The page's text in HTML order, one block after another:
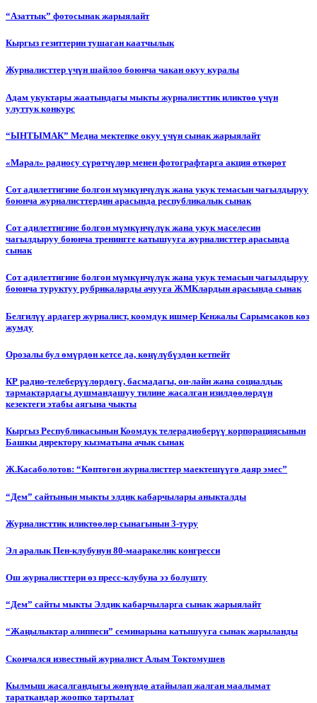
“Азаттык” фотосынак жарыялайт
Кыргыз гезиттерин тушаган каатчылык
Журналисттер үчүн шайлоо боюнча чакан окуу куралы
Адам укуктары жаатындагы мыкты журналисттик иликтөө үчүн
улуттук конкурс
“ЫНТЫМАК” Медиа мектепке окуу үчүн сынак жарыялайт
«Марал» радиосу сүрөтчүлөр менен фотографтарга акция өткөрөт
Сот адилеттигине болгон мүмкүнчүлүк жана укук темасын чагылдыруу
боюнча журналисттердин арасында республикалык сынак
Сот адилеттигине болгон мүмкүнчүлүк жана укук маселесин
чагылдыруу боюнча тренингге катышууга журналисттер арасында
сынак
Сот адилеттигине болгон мүмкүнчүлүк жана укук темасын чагылдыруу
боюнча туруктуу рубрикаларды ачууга ЖМКлардын арасында сынак
Белгилүү ардагер журналист, коомдук ишмер Кенжалы Сарымсаков көз
жумду
Орозалы бул өмүрдөн кетсе да, көңүлүбүздөн кетпейт
КР радио-телеберүүлөрдөгү, басмадагы, он-лайн жана социалдык
тармактардагы душмандашуу тилине жасалган изилдөөлөрдүн
кезектеги этабы аягына чыкты
Кыргыз Республикасынын Коомдук телерадиоберүү корпорациясынын
Башкы директору кызматына ачык сынак
Ж.Касаболотов: “Көптөгөн журналисттер маектешүүгө даяр эмес”
“Дем” сайтынын мыкты элдик кабарчылары аныкталды
Журналисттик иликтөөлөр сынагынын 3-туру
Эл аралык Пен-клубунун 80-мааракелик конгресси
Ош журналисттери өз пресс-клубуна ээ болушту
“Дем” сайты мыкты Элдик кабарчыларга сынак жарыялайт
“Жаңылыктар алиппеси” семинарына катышууга сынак жарыланды
Cкончался известный журналист Алым Токтомушев
Кылмыш жасалгандыгы жөнүндө атайылап жалган маалымат
тараткандар жоопко тартылат